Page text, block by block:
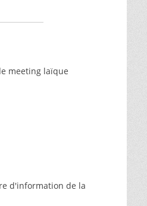
meeting laïque
d'information de la